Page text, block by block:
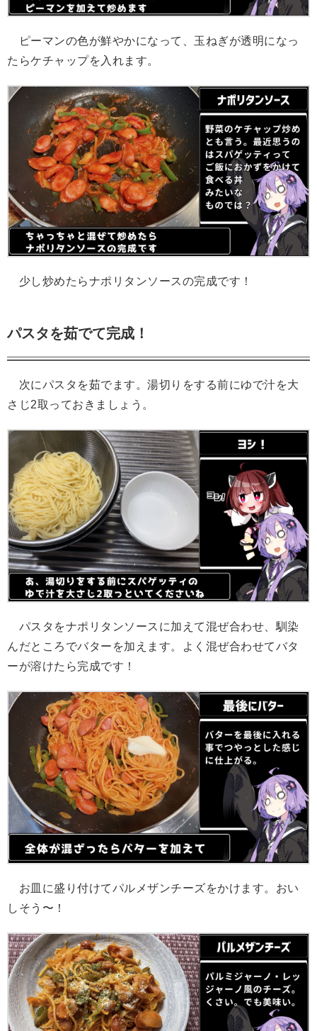
ピーマンの色が鮮やかになって、玉ねぎが透明になっ
たらケチャップを入れます。
少し炒めたらナポリタンソースの完成です！
パスタを茹でて完成！
次にパスタを茹でます。湯切りをする前にゆで汁を大
さじ2取っておきましょう。
パスタをナポリタンソースに加えて混ぜ合わせ、馴染
んだところでバターを加えます。よく混ぜ合わせてバタ
ーが溶けたら完成です！
お皿に盛り付けてパルメザンチーズをかけます。おい
しそう〜！